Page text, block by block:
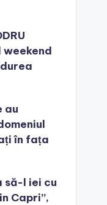
weekend
au
în fața
să-l iei cu
Capri”,